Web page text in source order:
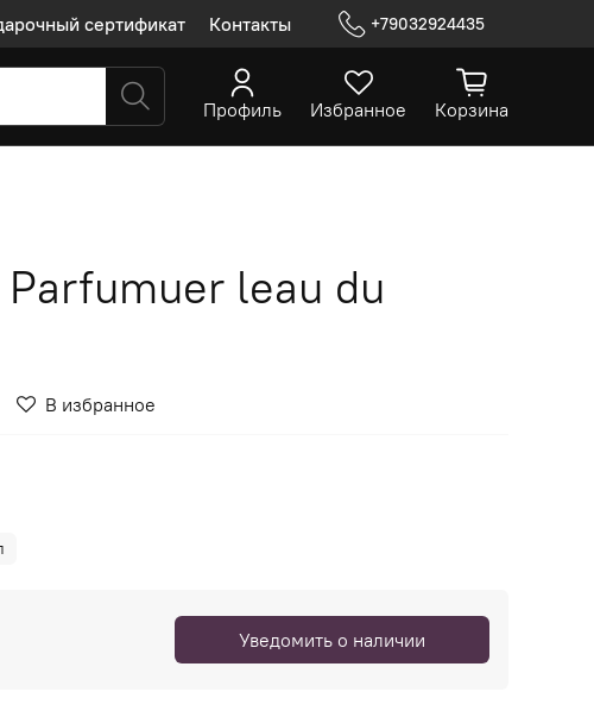
сертификат Контакты +79032924435
Профиль Избранное Корзина
leau du
В избранное
Уведомить о наличии